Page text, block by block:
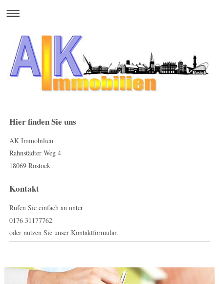
Hier finden Sie uns
AK Immobilien
Rahnstädter Weg 4
18069 Rostock
Kontakt
Rufen Sie einfach an unter
0176 31177762
oder nutzen Sie unser Kontaktformular.